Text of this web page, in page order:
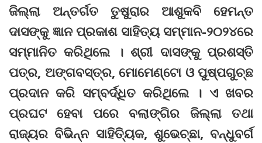
ଜିଲ୍ଲା ଅନ୍ତର୍ଗତ ତୁଷୁରାର ଆଶୁକବି ହେମନ୍ତ
ଦାସଙ୍କୁ ଜ୍ଞାନ ପ୍ରକାଶ ସାହିତ୍ୟ ସମ୍ମାନ-୨୦୨୪ରେ
ସମ୍ମାନିତ କରିଥିଲେ । ଶ୍ରୀ ଦାସଙ୍କୁ ପ୍ରଶସ୍ତି
ପତ୍ର, ଅଙ୍ଗବସ୍ତ୍ର, ମୋମେଣ୍ଟୋ ଓ ପୁଷ୍ପଗୁଚ୍ଛ
ପ୍ରଦାନ କରି ସମ୍ବର୍ଦ୍ଧିତ କରିଥିଲେ । ଏ ଖବର
ପ୍ରଘଟ ହେବା ପରେ ବଲାଙ୍ଗିର ଜିଲ୍ଲା ତଥା
ରାଜ୍ୟର ବିଭିନ୍ନ ସାହିତ୍ୟିକ, ଶୁଭେଚ୍ଛା, ବନ୍ଧୁବର୍ଗ